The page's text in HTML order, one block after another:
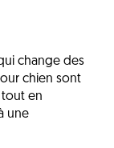
change des
chien sont
en
une